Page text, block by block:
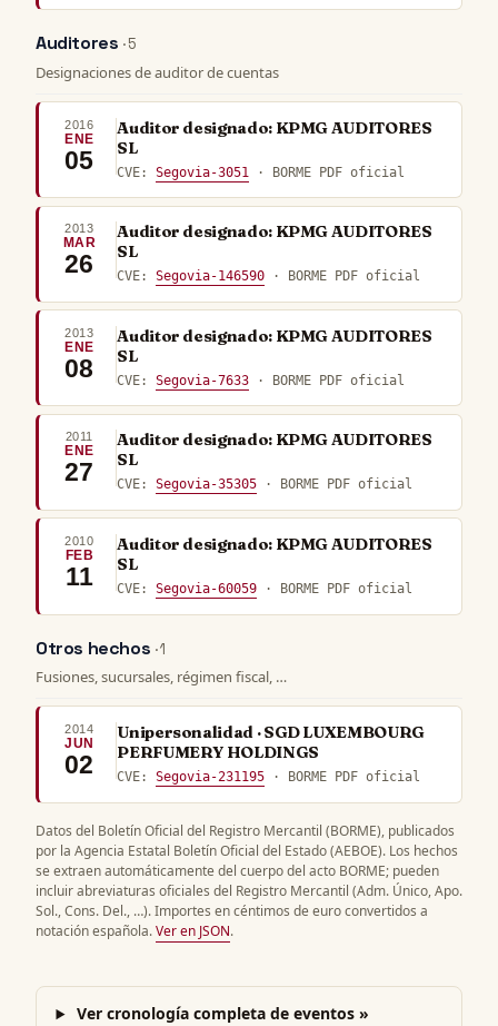
Auditores · 5
Designaciones de auditor de cuentas
2016
ENE
05
Auditor designado: KPMG AUDITORES
SL
CVE:Segovia-3051 · BORME PDF oficial
2013
MAR
26
Auditor designado: KPMG AUDITORES
SL
CVE:Segovia-146590 · BORME PDF oficial
2013
ENE
08
Auditor designado: KPMG AUDITORES
SL
CVE:Segovia-7633 · BORME PDF oficial
2011
ENE
27
Auditor designado: KPMG AUDITORES
SL
CVE:Segovia-35305 · BORME PDF oficial
2010
FEB
11
Auditor designado: KPMG AUDITORES
SL
CVE:Segovia-60059 · BORME PDF oficial
Otros hechos · 1
Fusiones, sucursales, régimen fiscal, …
2014
JUN
02
Unipersonalidad · SGD LUXEMBOURG
PERFUMERY HOLDINGS
CVE:Segovia-231195 · BORME PDF oficial
Datos del Boletín Oficial del Registro Mercantil (BORME), publicados
por la Agencia Estatal Boletín Oficial del Estado (AEBOE). Los hechos
se extraen automáticamente del cuerpo del acto BORME; pueden
incluir abreviaturas oficiales del Registro Mercantil (Adm. Único, Apo.
Sol., Cons. Del., …). Importes en céntimos de euro convertidos a
notación española.Ver en JSON.
Ver cronología completa de eventos »